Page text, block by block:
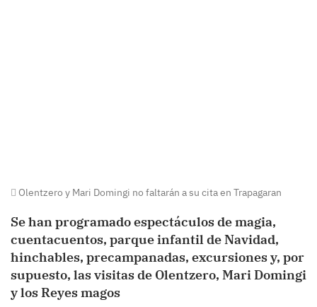
Olentzero y Mari Domingi no faltarán a su cita en Trapagaran
Se han programado espectáculos de magia,
cuentacuentos, parque infantil de Navidad,
hinchables, precampanadas, excursiones y, por
supuesto, las visitas de Olentzero, Mari Domingi
y los Reyes magos